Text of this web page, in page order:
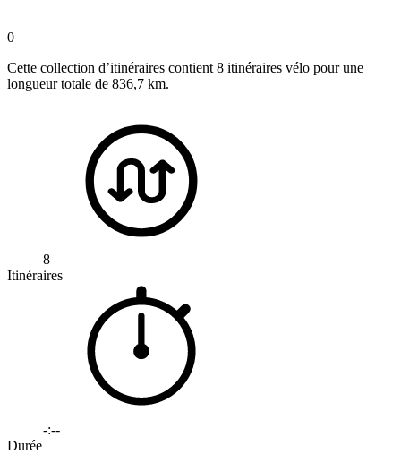
0
Cette collection d’itinéraires contient 8 itinéraires vélo pour une
longueur totale de 836,7 km.
8
Itinéraires
-:--
Durée